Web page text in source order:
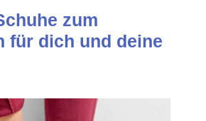
zum
für dich und deine